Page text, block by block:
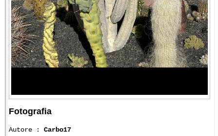
Fotografia
Autore : Carbo17